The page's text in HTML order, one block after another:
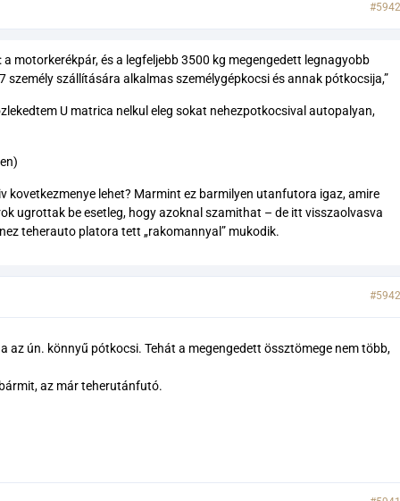
motorkerékpár, és a legfeljebb 3500 kg megengedett legnagyobb
szállítására alkalmas személygépkocsi és annak pótkocsija,”
U matrica nelkul eleg sokat nehezpotkocsival autopalyan,
kovetkezmenye lehet? Marmint ez barmilyen utanfutora igaz, amire
ugrottak be esetleg, hogy azoknal szamithat – de itt visszaolvasva
teherauto platora tett „rakomannyal” mukodik.
az ún. könnyű pótkocsi. Tehát a megengedett össztömege nem több,
az már teherutánfutó.